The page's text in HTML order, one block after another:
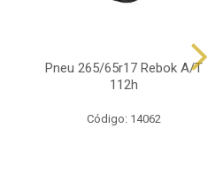
Pneu 265/65r17 Rebok A/T
112h
Código: 14062